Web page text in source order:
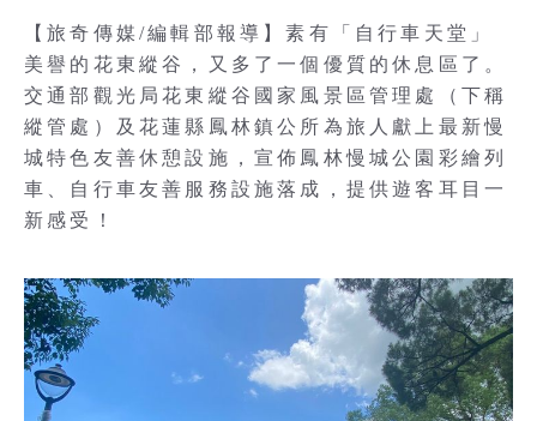
【旅奇傳媒/編輯部報導】素有「自行車天堂」
美譽的花東縱谷，又多了一個優質的休息區了。
交通部觀光局花東縱谷國家風景區管理處（下稱
縱管處）及花蓮縣鳳林鎮公所為旅人獻上最新慢
城特色友善休憩設施，宣佈鳳林慢城公園彩繪列
車、自行車友善服務設施落成，提供遊客耳目一
新感受！